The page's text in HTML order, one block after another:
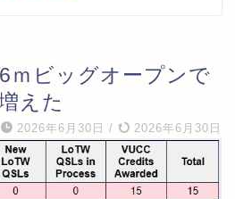
ｍビッグオープンで
えた
2026年6月30日 / 2026年6月30日